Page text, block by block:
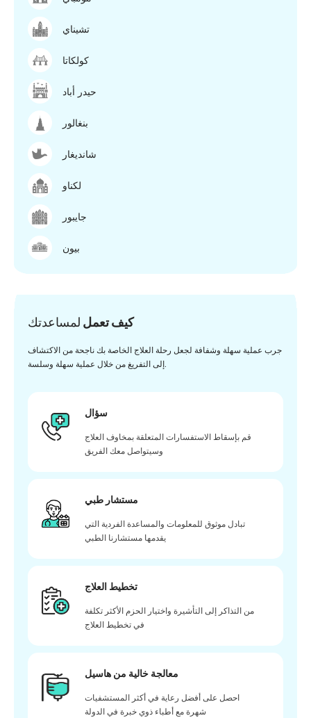
تشيناي
كولكاتا
حيدر أباد
بنغالور
شانديغار
لكناو
جايبور
بيون
كيف تعمل لمساعدتك
جرب عملية سهلة وشفافة لجعل رحلة العلاج الخاصة بك ناجحة من الاكتشاف
إلى التفريغ من خلال عملية سهلة وسلسة.
سؤال
قم بإسقاط الاستفسارات المتعلقة بمخاوف العلاج
وسيتواصل معك الفريق
مستشار طبي
تبادل موثوق للمعلومات والمساعدة الفردية التي
يقدمها مستشارنا الطبي
تخطيط العلاج
من التذاكر إلى التأشيرة واختيار الحزم الأكثر تكلفة
في تخطيط العلاج
معالجة خالية من هاسيل
احصل على أفضل رعاية في أكثر المستشفيات
شهرة مع أطباء ذوي خبرة في الدولة